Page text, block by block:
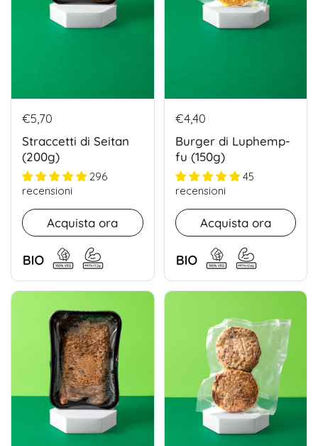
€5,70
Straccetti di Seitan
(200g)
296
recensioni
Acquista ora
€4,40
Burger di Luphemp-
fu (150g)
45
recensioni
Acquista ora